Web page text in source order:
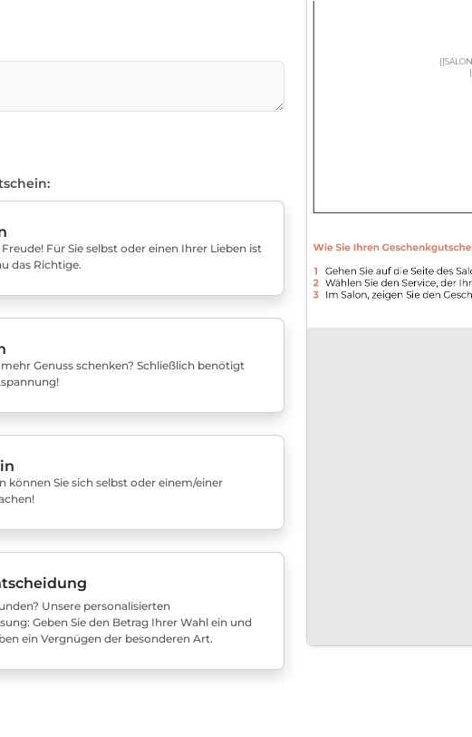
Für Sie selbst oder einen Ihrer Lieben ist
das Richtige.
Genuss schenken? Schließlich benötigt
können Sie sich selbst oder einem/einer
Unsere personalisierten
Geben Sie den Betrag Ihrer Wahl ein und
ein Vergnügen der besonderen Art.